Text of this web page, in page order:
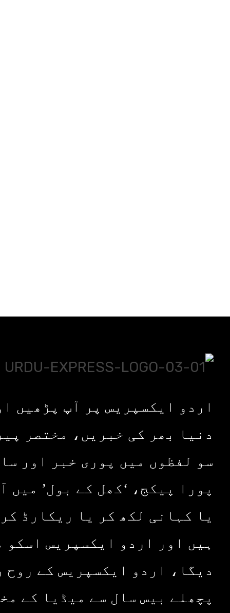
اردو ایکسپریس پر آپ پڑھیں
دنیا بھر کی خبریں، مختصر
سو لفظوں میں پوری خبر اور
پورا پیکج، ‘کھل کے بول’ میں
یا کہانی لکھ کر یا ریکارڈ
ہیں اور اردو ایکسپریس اسکو
دیگا، اردو ایکسپریس کے روح
پچھلے بیس سال سے میڈیا کے